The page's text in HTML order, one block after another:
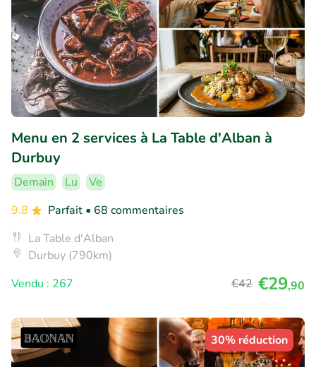
Menu en 2 services à La Table d'Alban à
Durbuy
Demain Lu
Ve
9.8
Parfait • 68 commentaires
La Table d'Alban
Durbuy (790km)
Vendu : 267
€42 €29,90
30% réduction